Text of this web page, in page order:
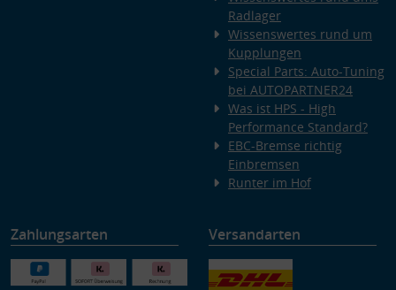
Radlager
Wissenswertes rund um
Kupplungen
Special Parts: Auto-Tuning
bei AUTOPARTNER24
Was ist HPS - High
Performance Standard?
EBC-Bremse richtig
Einbremsen
Runter im Hof
Zahlungsarten Versandarten